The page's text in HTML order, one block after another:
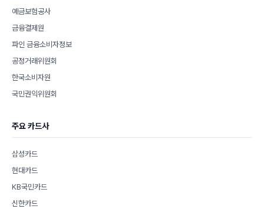
예금보험공사
금융결제원
파인 금융소비자정보
공정거래위원회
한국소비자원
국민권익위원회
주요 카드사
삼성카드
현대카드
KB국민카드
신한카드